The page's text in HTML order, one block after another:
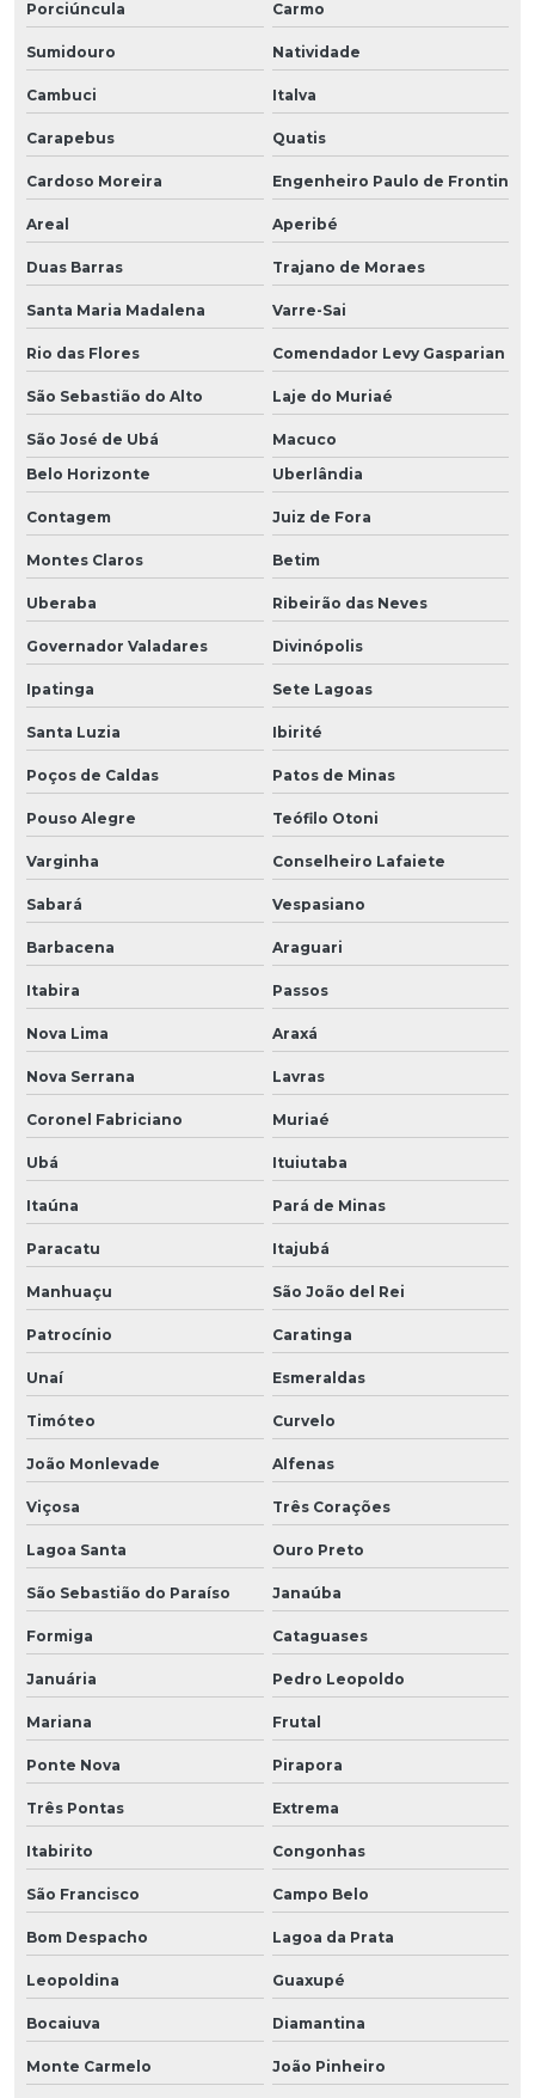
Porciúncula Carmo
Sumidouro Natividade
Cambuci Italva
Carapebus Quatis
Cardoso Moreira Engenheiro Paulo de Frontin
Areal Aperibé
Duas Barras Trajano de Moraes
Santa Maria Madalena Varre-Sai
Rio das Flores Comendador Levy Gasparian
São Sebastião do Alto Laje do Muriaé
São José de Ubá
Macuco
Belo Horizonte
Uberlândia
Contagem Juiz de Fora
Montes Claros Betim
Uberaba Ribeirão das Neves
Governador Valadares Divinópolis
Ipatinga Sete Lagoas
Santa Luzia Ibirité
Poços de Caldas Patos de Minas
Pouso Alegre Teófilo Otoni
Varginha Conselheiro Lafaiete
Sabará Vespasiano
Barbacena Araguari
Itabira Passos
Nova Lima Araxá
Nova Serrana Lavras
Coronel Fabriciano Muriaé
Ubá Ituiutaba
Itaúna Pará de Minas
Paracatu Itajubá
Manhuaçu São João del Rei
Patrocínio Caratinga
Unaí Esmeraldas
Timóteo Curvelo
João Monlevade Alfenas
Viçosa Três Corações
Lagoa Santa Ouro Preto
São Sebastião do Paraíso Janaúba
Formiga Cataguases
Januária Pedro Leopoldo
Mariana Frutal
Ponte Nova Pirapora
Três Pontas Extrema
Itabirito Congonhas
São Francisco Campo Belo
Bom Despacho Lagoa da Prata
Leopoldina Guaxupé
Bocaiuva Diamantina
Monte Carmelo João Pinheiro